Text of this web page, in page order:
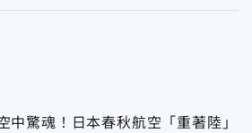
中驚魂！日本春秋航空「重著陸」